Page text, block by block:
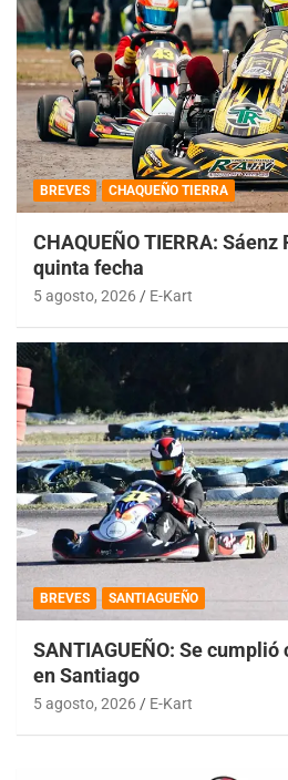
BREVES CHAQUEÑO TIERRA
CHAQUEÑO TIERRA:
quinta fecha
5 agosto, 2026 E-Kart
BREVES SANTIAGUEÑO
SANTIAGUEÑO: Se
en Santiago
5 agosto, 2026 E-Kart